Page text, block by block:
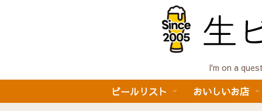
I'm on a
ビールリスト おいしいお店